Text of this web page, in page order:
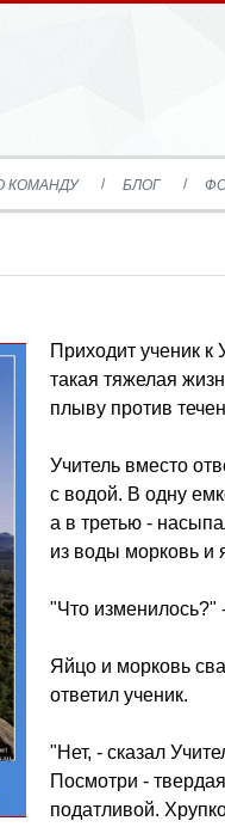
КОМАНДУ БЛОГ
Приходит ученик к
такая тяжелая
плыву против
Учитель вместо
с водой. В одну
а в третью -
из воды морковь и
"Что изменилось?"
Яйцо и морковь
ответил ученик.
"Нет, - сказал
Посмотри -
податливой.